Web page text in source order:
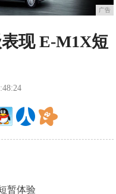
广告
现 E-M1X短